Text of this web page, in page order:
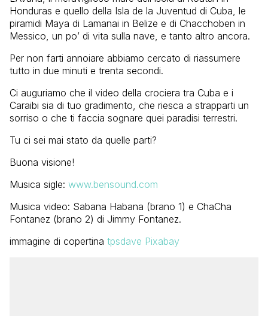
Honduras e quello della Isla de la Juventud di Cuba, le
piramidi Maya di Lamanai in Belize e di Chacchoben in
Messico, un po’ di vita sulla nave, e tanto altro ancora.
Per non farti annoiare abbiamo cercato di riassumere
tutto in due minuti e trenta secondi.
Ci auguriamo che il video della crociera tra Cuba e i
Caraibi sia di tuo gradimento, che riesca a strapparti un
sorriso o che ti faccia sognare quei paradisi terrestri.
Tu ci sei mai stato da quelle parti?
Buona visione!
Musica sigle: www.bensound.com
Musica video: Sabana Habana (brano 1) e ChaCha
Fontanez (brano 2) di Jimmy Fontanez.
immagine di copertina tpsdave Pixabay